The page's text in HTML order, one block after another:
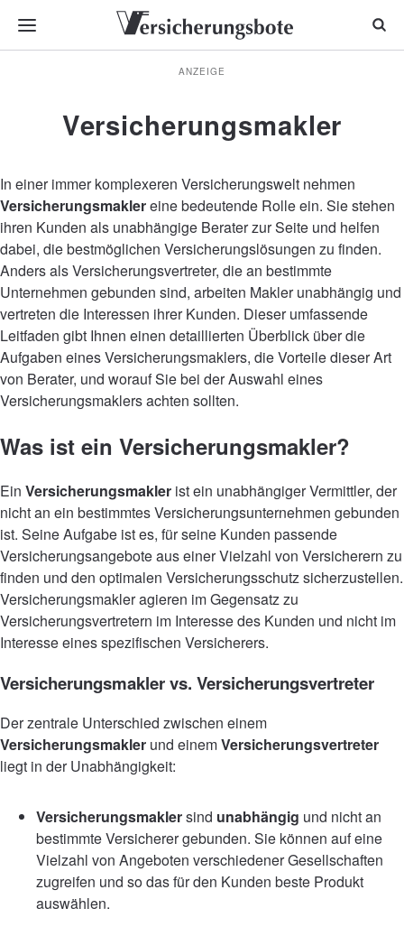
ANZEIGE
Versicherungsmakler
In einer immer komplexeren Versicherungswelt nehmen
Versicherungsmaklereine bedeutende Rolle ein. Sie stehen
ihren Kunden als unabhängige Berater zur Seite und helfen
dabei, die bestmöglichen Versicherungslösungen zu finden.
Anders als Versicherungsvertreter, die an bestimmte
Unternehmen gebunden sind, arbeiten Makler unabhängig und
vertreten die Interessen ihrer Kunden. Dieser umfassende
Leitfaden gibt Ihnen einen detaillierten Überblick über die
Aufgaben eines Versicherungsmaklers, die Vorteile dieser Art
von Berater, und worauf Sie bei der Auswahl eines
Versicherungsmaklers achten sollten.
Was ist ein Versicherungsmakler?
Ein Versicherungsmakler ist ein unabhängiger Vermittler, der
nicht an ein bestimmtes Versicherungsunternehmen gebunden
ist. Seine Aufgabe ist es, für seine Kunden passende
Versicherungsangebote aus einer Vielzahl von Versicherern zu
finden und den optimalen Versicherungsschutz sicherzustellen.
Versicherungsmakler agieren im Gegensatz zu
Versicherungsvertretern im Interesse des Kunden und nicht im
Interesse eines spezifischen Versicherers.
Versicherungsmakler vs. Versicherungsvertreter
Der zentrale Unterschied zwischen einem
Versicherungsmakler und einemVersicherungsvertreter
liegt in der Unabhängigkeit:
Versicherungsmaklersind unabhängig und nicht an
bestimmte Versicherer gebunden. Sie können auf eine
Vielzahl von Angeboten verschiedener Gesellschaften
zugreifen und so das für den Kunden beste Produkt
auswählen.